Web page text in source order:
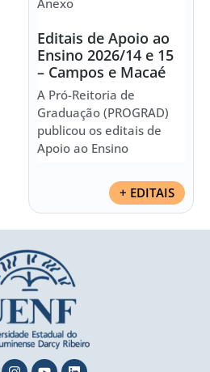
Anexo
Editais de Apoio ao
Ensino 2026/14 e 15
– Campos e Macaé
A Pró-Reitoria de
Graduação (PROGRAD)
publicou os editais de
Apoio ao Ensino
+ EDITAIS